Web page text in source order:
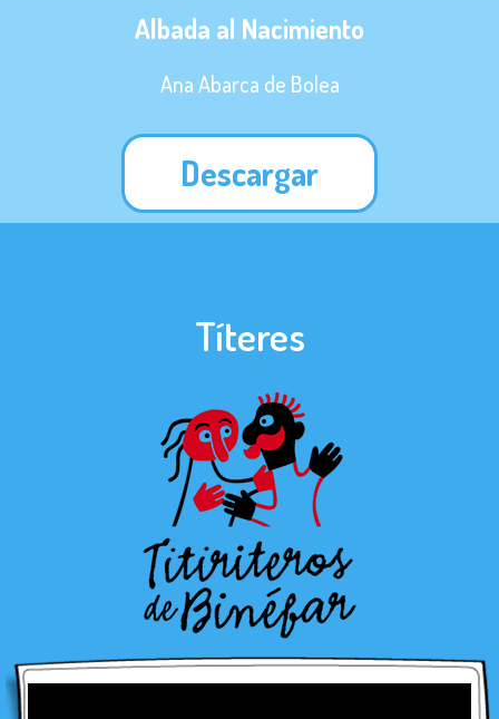
Albada al Nacimiento
Ana Abarca de Bolea
Descargar
Títeres